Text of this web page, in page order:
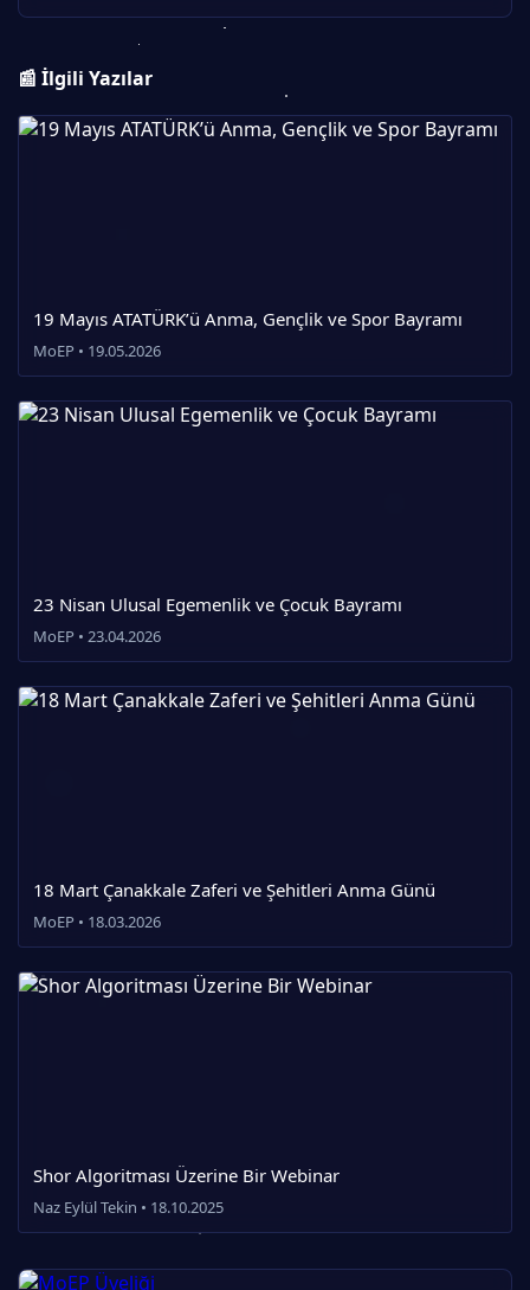
📰 İlgili Yazılar
19 Mayıs ATATÜRK’ü Anma, Gençlik ve Spor Bayramı
MoEP • 19.05.2026
23 Nisan Ulusal Egemenlik ve Çocuk Bayramı
MoEP • 23.04.2026
18 Mart Çanakkale Zaferi ve Şehitleri Anma Günü
MoEP • 18.03.2026
Shor Algoritması Üzerine Bir Webinar
Naz Eylül Tekin • 18.10.2025